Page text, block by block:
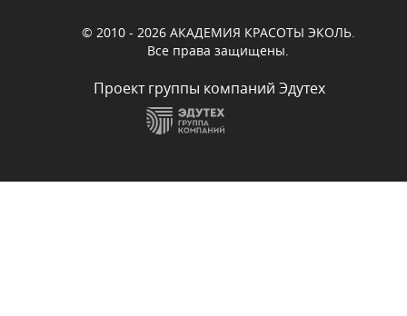
© 2010 - 2026 АКАДЕМИЯ КРАСОТЫ ЭКОЛЬ.
Все права защищены.
Проект группы компаний Эдутех